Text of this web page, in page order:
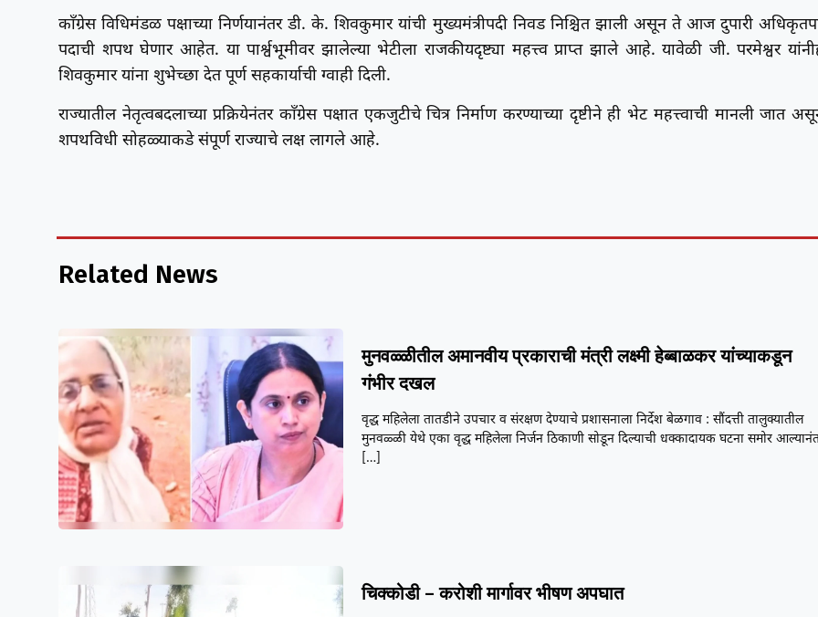
काँग्रेस विधिमंडळ पक्षाच्या निर्णयानंतर डी. के. शिवकुमार यांची मुख्यमंत्रीपदी निवड निश्चित झाली असून ते आज दुपारी
पदाची शपथ घेणार आहेत. या पार्श्वभूमीवर झालेल्या भेटीला राजकीयदृष्ट्या महत्त्व प्राप्त झाले आहे. यावेळी जी. परमेश्वर
शिवकुमार यांना शुभेच्छा देत पूर्ण सहकार्याची ग्वाही दिली.
राज्यातील नेतृत्वबदलाच्या प्रक्रियेनंतर काँग्रेस पक्षात एकजुटीचे चित्र निर्माण करण्याच्या दृष्टीने ही भेट महत्त्वाची मानली जात
शपथविधी सोहळ्याकडे संपूर्ण राज्याचे लक्ष लागले आहे.
Related News
मुनवळ्ळीतील अमानवीय प्रकाराची मंत्री लक्ष्मी हेब्बाळकर यांच्याकडून
गंभीर दखल
वृद्ध महिलेला तातडीने उपचार व संरक्षण देण्याचे प्रशासनाला निर्देश बेळगाव : सौंदत्ती तालुक्यातील
मुनवळ्ळी येथे एका वृद्ध महिलेला निर्जन ठिकाणी सोडून दिल्याची धक्कादायक घटना समोर
[…]
चिक्कोडी – करोशी मार्गावर भीषण अपघात